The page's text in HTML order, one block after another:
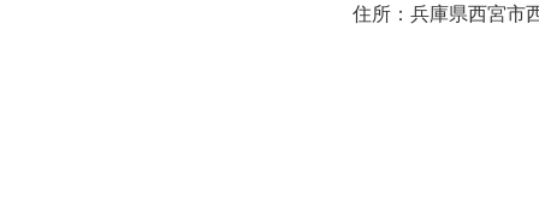
住所：兵庫県西宮市